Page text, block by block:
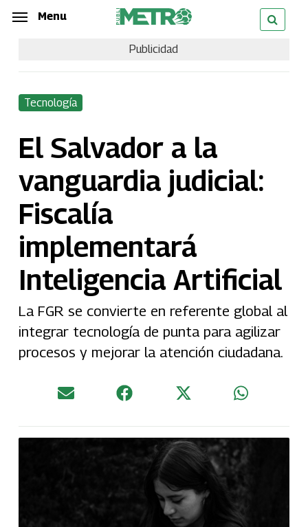
Skip
content
Menu
Publicidad
Tecnología
El Salvador a la
vanguardia judicial:
Fiscalía
implementará
Inteligencia Artificial
La FGR se convierte en referente global al
integrar tecnología de punta para agilizar
procesos y mejorar la atención ciudadana.
Menu